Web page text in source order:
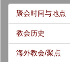
聚会时间与地点
教会历史
海外教会/聚点